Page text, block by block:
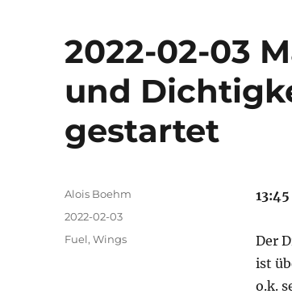
2022-02-03
und
gestartet
Der
ist
o.k.
Autor
Alois Boehm
Veröffentlicht
2022-02-03
Kategorien
Fuel,Wings